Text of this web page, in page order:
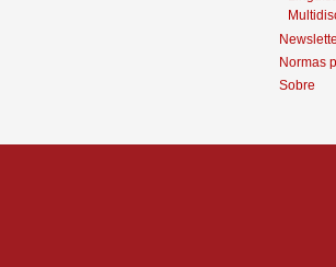
Normas
Sobre